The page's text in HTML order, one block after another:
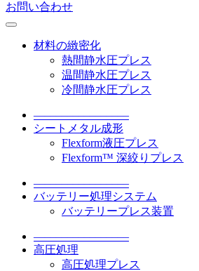
お問い合わせ
材料の緻密化
熱間静水圧プレス
温間静水圧プレス
冷間静水圧プレス
–––––––––––––––––
シートメタル成形
Flexform液圧プレス
Flexform™ 深絞りプレス
–––––––––––––––––
バッテリー処理システム
バッテリープレス装置
–––––––––––––––––
高圧処理
高圧処理プレス